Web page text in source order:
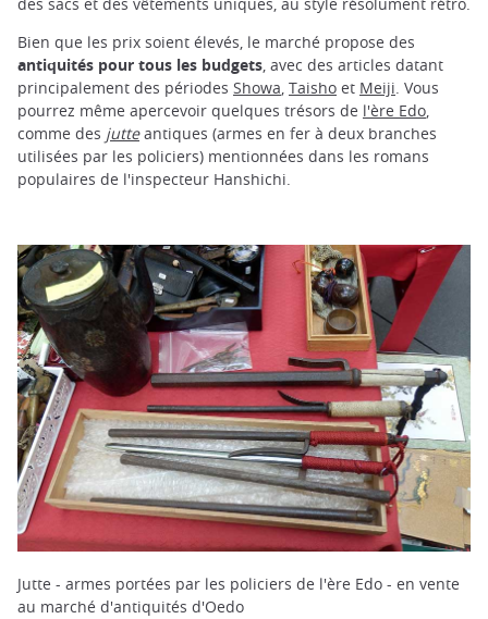
Bien que les prix soient élevés, le marché propose des
antiquités pour tous les budgets, avec des articles datant
principalement des périodes Showa, Taisho et Meiji. Vous
pourrez même apercevoir quelques trésors de l'ère Edo,
comme des jutteantiques (armes en fer à deux branches
utilisées par les policiers) mentionnées dans les romans
populaires de l'inspecteur Hanshichi.
Jutte - armes portées par les policiers de l'ère Edo - en vente
au marché d'antiquités d'Oedo